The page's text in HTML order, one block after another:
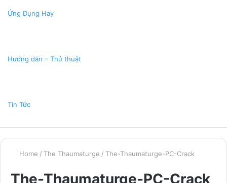
Ứng Dụng Hay
Hướng dẫn – Thủ thuật
Tin Tức
Home / The Thaumaturge / The-Thaumaturge-PC-Crack
The-Thaumaturge-PC-Crack